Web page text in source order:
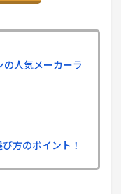
の人気メーカーラ
方のポイント！